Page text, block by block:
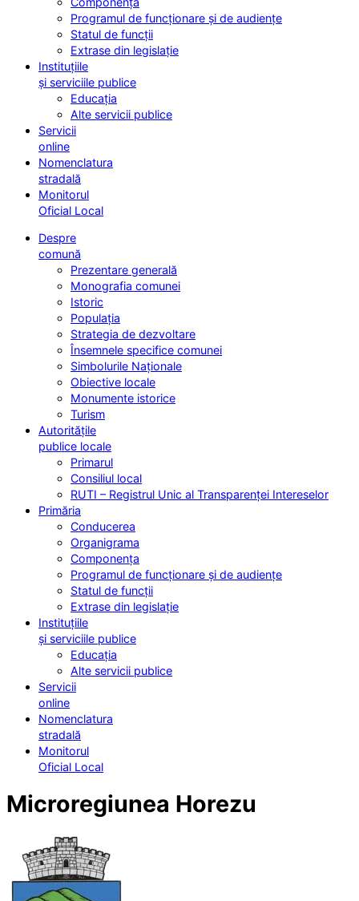
Programul de funcționare și de audiențe
Statul de funcții
Extrase din legislație
Instituțiile
și serviciile publice
Educația
Alte servicii publice
Servicii
online
Nomenclatura
stradală
Monitorul
Oficial Local
Despre
comună
Prezentare generală
Monografia comunei
Istoric
Populația
Strategia de dezvoltare
Însemnele specifice comunei
Simbolurile Naționale
Obiective locale
Monumente istorice
Turism
Autoritățile
publice locale
Primarul
Consiliul local
RUTI – Registrul Unic al Transparenței Intereselor
Primăria
Conducerea
Organigrama
Componența
Programul de funcționare și de audiențe
Statul de funcții
Extrase din legislație
Instituțiile
și serviciile publice
Educația
Alte servicii publice
Servicii
online
Nomenclatura
stradală
Monitorul
Oficial Local
Microregiunea Horezu